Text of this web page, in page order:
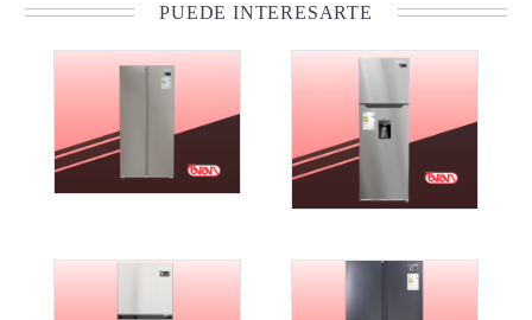
PUEDE INTERESARTE